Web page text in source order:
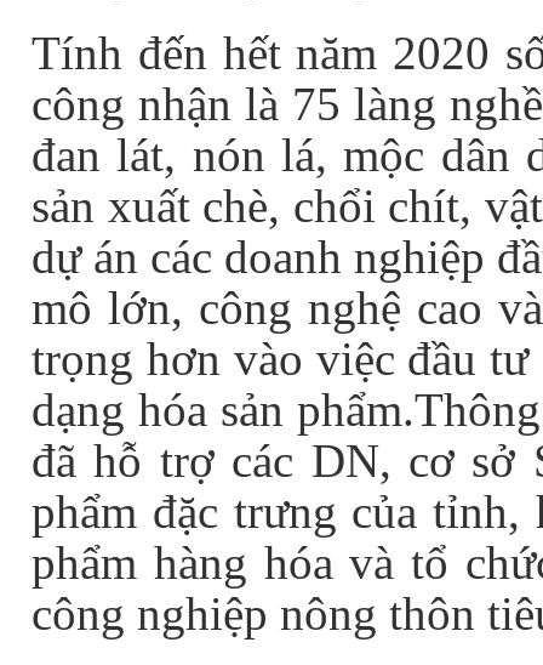
Tính đến hết năm 2020
công nhận là 75 làng
đan lát, nón lá, mộc dân
sản xuất chè, chổi chít,
dự án các doanh nghiệp
mô lớn, công nghệ cao
trọng hơn vào việc đầu
dạng hóa sản
đã hỗ trợ các DN, cơ sở
phẩm đặc trưng của
phẩm hàng hóa và tổ
công nghiệp nông thôn